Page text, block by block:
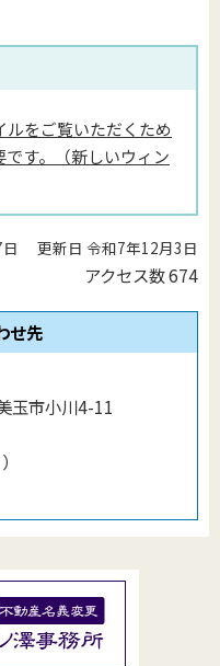
ルをご覧いただくため
す。（新しいウィン
更新日 令和7年12月3日
アクセス数674
せ先
玉市小川4-11
）